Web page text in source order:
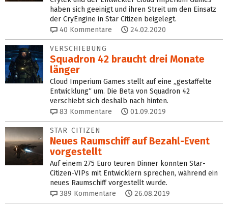
haben sich geeinigt und ihren Streit um den Einsatz
der CryEngine in Star Citizen beigelegt.
40 Kommentare 24.02.2020
VERSCHIEBUNG
Squadron 42 braucht drei Monate
länger
Cloud Imperium Games stellt auf eine „gestaffelte
Entwicklung“ um. Die Beta von Squadron 42
verschiebt sich deshalb nach hinten.
83 Kommentare 01.09.2019
STAR CITIZEN
Neues Raumschiff auf Bezahl-Event
vorgestellt
Auf einem 275 Euro teuren Dinner konnten Star-
Citizen-VIPs mit Entwicklern sprechen, während ein
neues Raumschiff vorgestellt wurde.
389 Kommentare 26.08.2019